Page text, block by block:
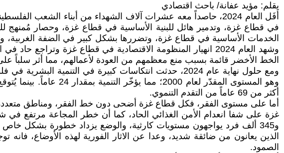
بقلم: مؤيد عفانة/ باحث اقتصادي
في قطاع غزة، وتدمير هائل للبنية الأساسية في قطاع غزة، وحصار مُمنهج
الخط الأخضر قائمة بسبب منع معظمهم من العودة لأعمالهم، مما أثر سلباً
أكثر من 69 عاماً من التقدم التنموي.
و345 ألف فرد يواجهون مستويات كارثية، والوضع يزداد خطورة بشكل
الذين يعانون من ضائقة شديد، وعدا عن الاثار الفورية لهذه الأوضاع،
الصمود.